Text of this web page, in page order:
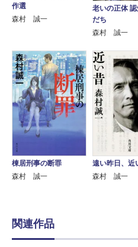
作選
森村 誠一
老いの正体
だち
森村 誠一
棟居刑事の断罪
森村 誠一
遠い昨日、近
森村 誠一
関連作品